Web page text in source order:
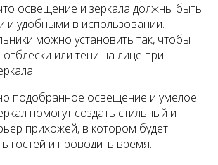
освещение и зеркала должны быть
и удобными в использовании.
можно установить так, чтобы
или тени на лице при
подобранное освещение и умелое
помогут создать стильный и
прихожей, в котором будет
гостей и проводить время.